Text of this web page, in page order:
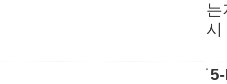
는
시